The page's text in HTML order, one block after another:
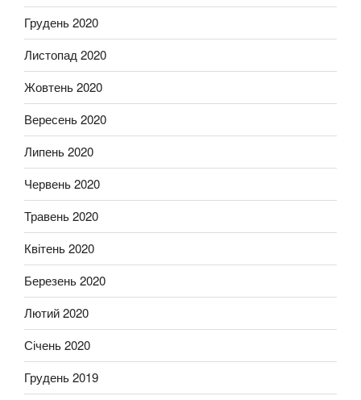
Грудень 2020
Листопад 2020
Жовтень 2020
Вересень 2020
Липень 2020
Червень 2020
Травень 2020
Квітень 2020
Березень 2020
Лютий 2020
Січень 2020
Грудень 2019